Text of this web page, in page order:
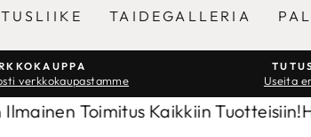
TAIDEGALLERIA
Keskeytä
diaesitys
verkkokaupastamme Useita
Kaikkiin Tuotteisiin! Heinäkuun